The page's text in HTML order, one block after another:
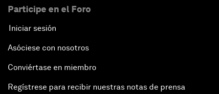
Participe en el Foro
Iniciar sesión
Asóciese con nosotros
Conviértase en miembro
Regístrese para recibir nuestras notas de prensa